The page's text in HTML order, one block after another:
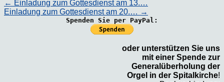
← Einladung zum Gottesdienst am 13.…
Einladung zum Gottesdienst am 20.… →
Spenden Sie per PayPal:
oder unterstützen Sie uns
mit einer Spende zur
Generalüberholung der
Orgel in der Spitalkirche!